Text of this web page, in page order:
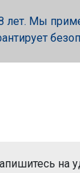
Мы
на